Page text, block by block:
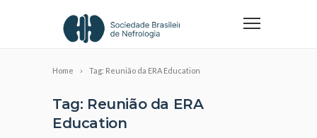
Home Tag: Reunião da ERA Education
Tag: Reunião da ERA
Education